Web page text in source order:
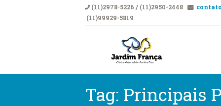
(11)2978-5226 / (11)2950-2448
(11)99929-5819
Tag: Principais
CLÍNICA